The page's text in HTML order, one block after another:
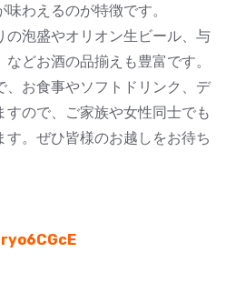
わえるのが特徴です。
の泡盛やオリオン生ビール、与
どお酒の品揃えも豊富です。
、お食事やソフトドリンク、デ
ので、ご家族や女性同士でも
す。ぜひ皆様のお越しをお待ち